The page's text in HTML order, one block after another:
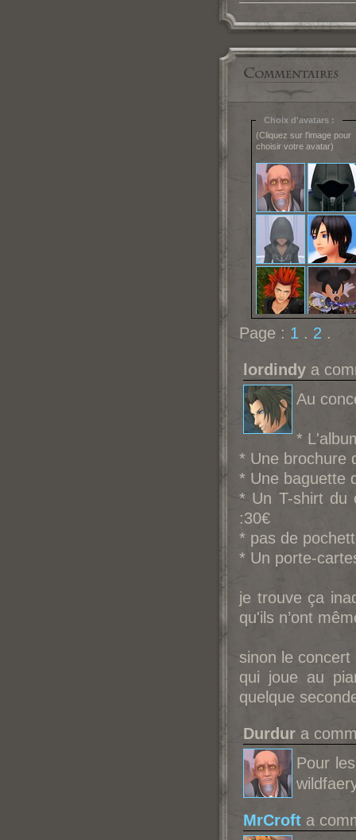
Choix d'avatars :
(Cliquez sur l'image pour
choisir votre avatar)
Page : 1 . 2 .
lordindy a
Au
*
* Une brochure
* Une baguette
* Un T-shirt du
:30€
* pas de
* Un porte-
je trouve ça
qu'ils n’ont
sinon le
qui joue au
quelque
Durdur a
Pour
MrCroft a